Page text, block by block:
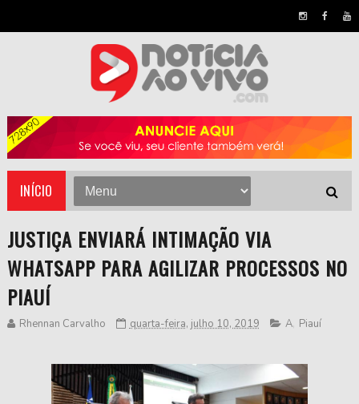
INÍCIO
JUSTIÇA ENVIARÁ INTIMAÇÃO VIA
WHATSAPP PARA AGILIZAR PROCESSOS NO
PIAUÍ
Rhennan Carvalho quarta-feira, julho 10, 2019 A, Piauí